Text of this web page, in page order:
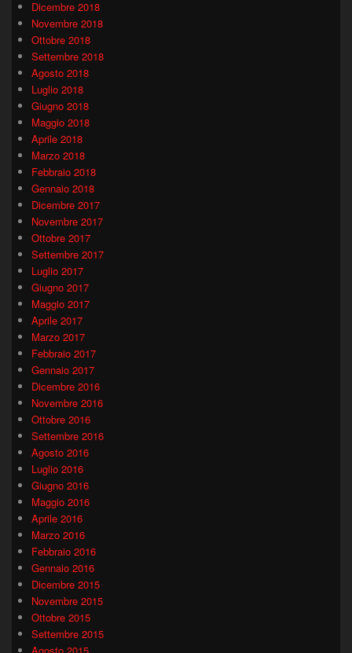
Dicembre 2018
Novembre 2018
Ottobre 2018
Settembre 2018
Agosto 2018
Luglio 2018
Giugno 2018
Maggio 2018
Aprile 2018
Marzo 2018
Febbraio 2018
Gennaio 2018
Dicembre 2017
Novembre 2017
Ottobre 2017
Settembre 2017
Luglio 2017
Giugno 2017
Maggio 2017
Aprile 2017
Marzo 2017
Febbraio 2017
Gennaio 2017
Dicembre 2016
Novembre 2016
Ottobre 2016
Settembre 2016
Agosto 2016
Luglio 2016
Giugno 2016
Maggio 2016
Aprile 2016
Marzo 2016
Febbraio 2016
Gennaio 2016
Dicembre 2015
Novembre 2015
Ottobre 2015
Settembre 2015